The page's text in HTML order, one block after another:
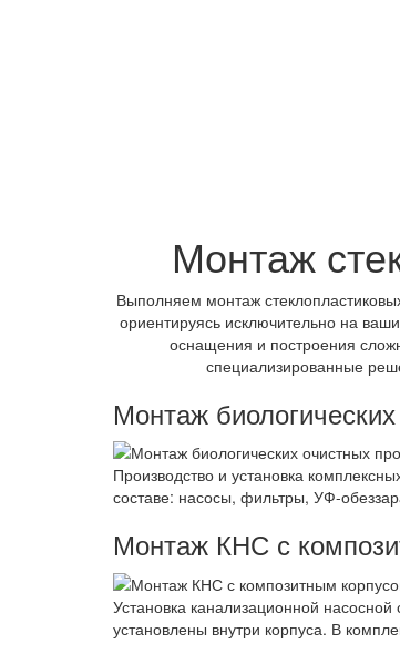
Монтаж
Выполняем монтаж
ориентируясь исключительно на
оснащения и построения
специализированные
Монтаж
Производство и установка
составе: насосы, фильтры, УФ-
Монтаж КНС с
Установка канализационной
установлены внутри корпуса. В